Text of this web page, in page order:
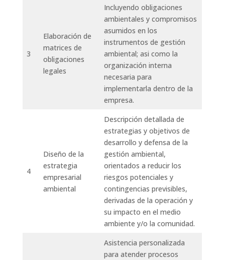
3
Elaboración de
matrices de
obligaciones
legales
Incluyendo obligaciones
ambientales y compromisos
asumidos en los
instrumentos de gestión
ambiental; asi como la
organización interna
necesaria para
implementarla dentro de la
empresa.
4
Diseño de la
estrategia
empresarial
ambiental
Descripción detallada de
estrategias y objetivos de
desarrollo y defensa de la
gestión ambiental,
orientados a reducir los
riesgos potenciales y
contingencias previsibles,
derivadas de la operación y
su impacto en el medio
ambiente y/o la comunidad.
Asistencia personalizada
para atender procesos